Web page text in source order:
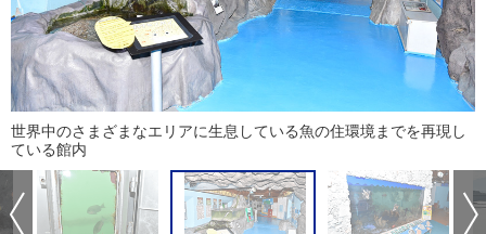
世界中のさまざまなエリアに生息している魚の住環境までを再現し
ている館内